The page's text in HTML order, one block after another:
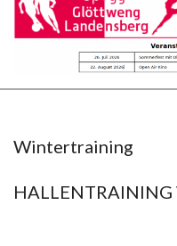
E.V.
Menu
Wintertraining